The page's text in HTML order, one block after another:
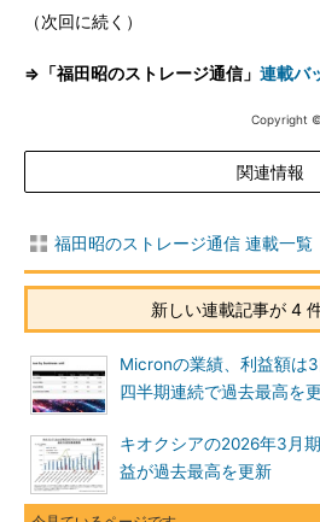
（次回に続く）
⇒「福田昭のストレージ通信」 連載バ
Copyright ©
関連情報
福田昭のストレージ通信 連載一覧
新しい連載記事が 4
Micronの業績、利益額は
四半期連続で過去最高を
キオクシアの2026年3月
益が過去最高を更新